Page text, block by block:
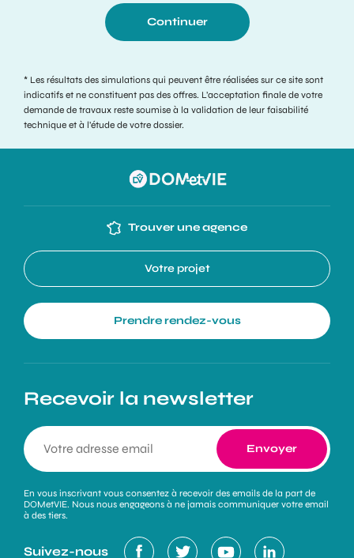
Continuer
* Les résultats des simulations qui peuvent être réalisées sur ce site sont
indicatifs et ne constituent pas des offres. L’acceptation finale de votre
demande de travaux reste soumise à la validation de leur faisabilité
technique et à l’étude de votre dossier.
Trouver une agence
Votre projet
Prendre rendez-vous
Recevoir la newsletter
En vous inscrivant vous consentez à recevoir des emails de la part de
DOMetVIE. Nous nous engageons à ne jamais communiquer votre email
à des tiers.
Suivez-nous